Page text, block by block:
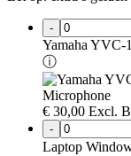
-
Yamaha YVC-
ⓘ
€ 30,00 Excl.
-
Laptop